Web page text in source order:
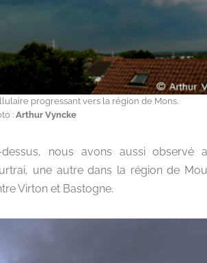
progressant vers la région de Mons.
:Arthur Vyncke
nous avons aussi observé
une autre dans la région de
Virton et Bastogne.